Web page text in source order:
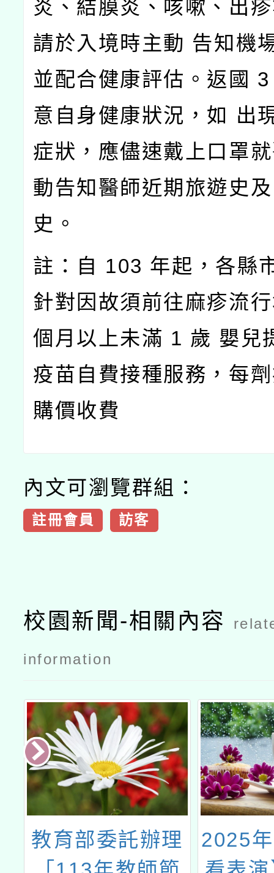
炎、結膜炎、咳嗽、出
請於入境時主動 告知機
並配合健康評估。返國
意自身健康狀況，如 出
症狀，應儘速戴上口罩
動告知醫師近期旅遊史
史。
註：自 103 年起，各縣
針對因故須前往麻疹流
個月以上未滿 1 歲 嬰兒
疫苗自費接種服務，每
購價收費
內文可瀏覽群組：
註冊會員 訪客
校園新聞-相關內容
information
教育部委託辦理
2025